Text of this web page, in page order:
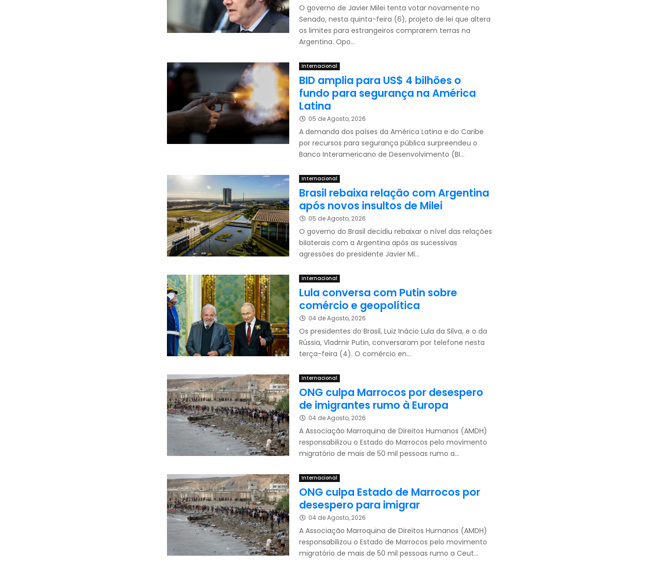
O governo de Javier Milei tenta votar novamente no
Senado, nesta quinta-feira (6), projeto de lei que altera
os limites para estrangeiros comprarem terras na
Argentina. Opo...
Internacional
BID amplia para US$ 4 bilhões o
fundo para segurança na América
Latina
05 de Agosto, 2026
A demanda dos países da América Latina e do Caribe
por recursos para segurança pública surpreendeu o
Banco Interamericano de Desenvolvimento (BI...
Internacional
Brasil rebaixa relação com Argentina
após novos insultos de Milei
05 de Agosto, 2026
O governo do Brasil decidiu rebaixar o nível das relações
bilaterais com a Argentina após as sucessivas
agressões do presidente Javier Mi...
Internacional
Lula conversa com Putin sobre
comércio e geopolítica
04 de Agosto, 2026
Os presidentes do Brasil, Luiz Inácio Lula da Silva, e o da
Rússia, Vladmir Putin, conversaram por telefone nesta
terça-feira (4). O comércio en...
Internacional
ONG culpa Marrocos por desespero
de imigrantes rumo à Europa
04 de Agosto, 2026
A Associação Marroquina de Direitos Humanos (AMDH)
responsabilizou o Estado do Marrocos pelo movimento
migratório de mais de 50 mil pessoas rumo a...
Internacional
ONG culpa Estado de Marrocos por
desespero para imigrar
04 de Agosto, 2026
A Associação Marroquina de Direitos Humanos (AMDH)
responsabilizou o Estado de Marrocos pelo movimento
migratório de mais de 50 mil pessoas rumo a Ceut...